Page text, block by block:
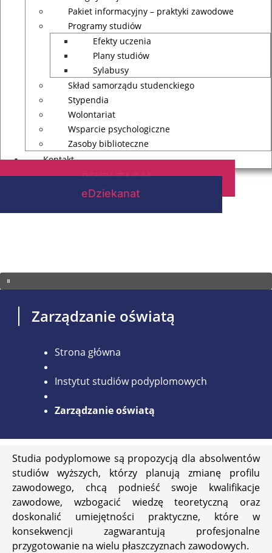
Pakiet informacyjny – praktyki zawodowe
Programy studiów
Efekty uczenia
Plany studiów
Sylabusy
Skład samorządu studenckiego
Stypendia
Wolontariat
Wsparcie psychologiczne
Zasoby biblioteczne
Kontakt
REKRUTACJA
eDziekanat
Zarządzanie oświatą
Strona główna
Instytut studiów podyplomowych
Zarządzanie oświatą
Studia podyplomowe są propozycją dla absolwentów
studiów wyższych, którzy planują zmianę profilu
zawodowego, chcą podnieść swoje kwalifikacje
zawodowe, wzbogacić wiedzę teoretyczną oraz
doskonalić umiejętności praktyczne, które w
konsekwencji zagwarantują profesjonalne
przygotowanie na wielu płaszczyznach zawodowych.